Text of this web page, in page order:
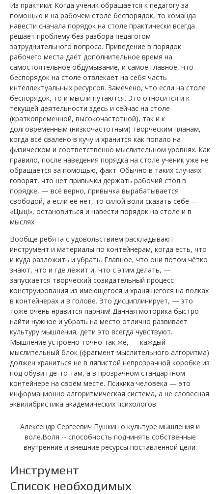
Из практики: Когда ученик обращается к педагогу за
помощью и на рабочем столе беспорядок, то команда
навести сначала порядок на столе практически всегда
решает проблему без разбора педагогом
затруднительного вопроса. Приведение в порядок
рабочего места даёт дополнительное время на
самостоятельное обдумывание, и самое главное, что
беспорядок на столе отвлекает на себя часть
интеллектуальных ресурсов. Замечено, что если на столе
беспорядок, то и мысли путаются. Это относится и к
текущей деятельности здесь и сейчас на столе
(кратковременной, высокочастотной), так и к
долговременным (низкочастотным) творческим планам,
когда всё свалено в кучу и хранится как попало на
физическом и соответственно мыслительном уровнях. Как
правило, после наведения порядка на столе ученик уже не
обращается за помощью, факт. Обычно в таких случаях
говорят, что нет привычки держать рабочий стол в
порядке, — всё верно, привычка вырабатывается
свободой, а если её нет, то силой воли сказать себе —
«Цыц!», остановиться и навести порядок на столе и в
мыслях.
Вообще ребята с удовольствием раскладывают
инструмент и материалы по контейнерам, когда есть, что
и куда разложить и убрать. Главное, что они потом чётко
знают, что и где лежит и, что с этим делать, —
запускается творческий созидательный процесс
конструирования из имеющегося и хранящегося на полках
в контейнерах и в голове. Это дисциплинирует, — это
тоже очень нравится парням! Данная моторика быстро
найти нужное и убрать на место отлично развивает
культуру мышления, дети это всегда чувствуют.
Мышление устроено точно так же, — каждый
мыслительный блок (фрагмент мыслительного алгоритма)
должен храниться не в ляпистой непрозрачной коробке из
под обуви где-то там, а в прозрачном стандартном
контейнере на своём месте. Психика человека — это
информационно алгоритмическая система, а не словесная
эквилибристика академических психологов.
Алексендр Сергеевич Пушкин о культуре мышления и
воле.Воля -- способность подчинять собственные
внутренние и внешние ресурсы поставленной цели.
Инструмент
Список необходимых